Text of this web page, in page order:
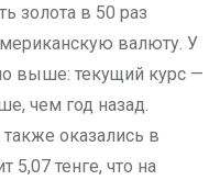
золота в 50 раз
валюту. У
выше: текущий курс —
чем год назад.
оказались в
5,07 тенге, что на